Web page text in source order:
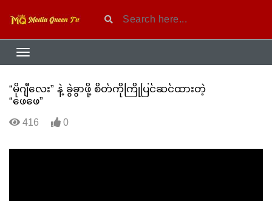
“မိုဂျီလေး” နဲ့ ခွဲခွာဖို့ စိတ်ကိုကြိုပြင်ဆင်ထားတဲ့
“ဖေဖေ”
416 0